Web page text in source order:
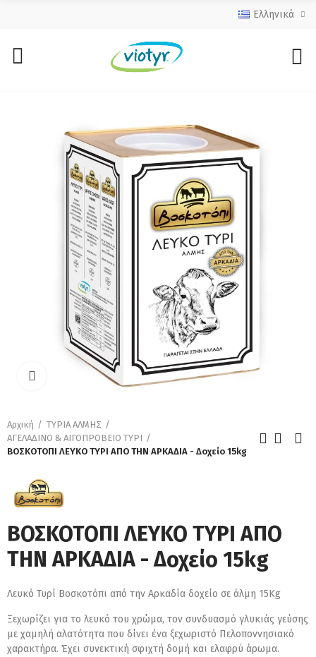
Ελληνικά
Κάντε κλικ για μεγέθυνση
Αρχική
ΤΥΡΙΑ ΑΛΜΗΣ
ΑΓΕΛΑΔΙΝΟ & ΑΙΓΟΠΡΟΒΕΙΟ ΤΥΡΙ
ΒΟΣΚΟΤΟΠΙ ΛΕΥΚΟ ΤΥΡΙ ΑΠΟ ΤΗΝ ΑΡΚΑΔΙΑ - Δοχείο 15kg
ΒΟΣΚΟΤΟΠΙ ΛΕΥΚΟ ΤΥΡΙ ΑΠΟ
ΤΗΝ ΑΡΚΑΔΙΑ - Δοχείο 15kg
Λευκό Τυρί Βοσκοτόπι από την Αρκαδία δοχείο σε άλμη 15Κg
Ξεχωρίζει για το λευκό του χρώμα, τον συνδυασμό γλυκιάς γεύσης
με χαμηλή αλατότητα που δίνει ένα ξεχωριστό Πελοποννησιακό
χαρακτήρα. Έχει συνεκτική σφιχτή δομή και ελαφρύ άρωμα.